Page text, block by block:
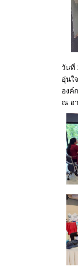
วันที่
อุ่นใ
องค์
ณ อ